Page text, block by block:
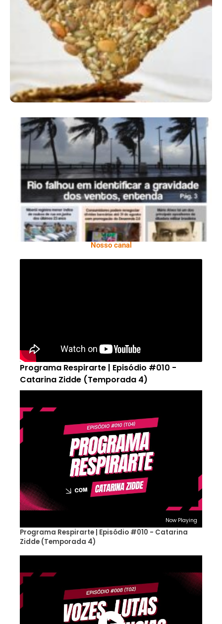
Comer Bem: Cracker De Sementes
Ano X – Número 366 01 A 07 De Agosto De
2026
Nosso canal
Programa Respirarte | Episódio #010 -
Catarina Zidde (Temporada 4)
Now Playing
Programa Respirarte | Episódio #010 - Catarina
Zidde (Temporada 4)